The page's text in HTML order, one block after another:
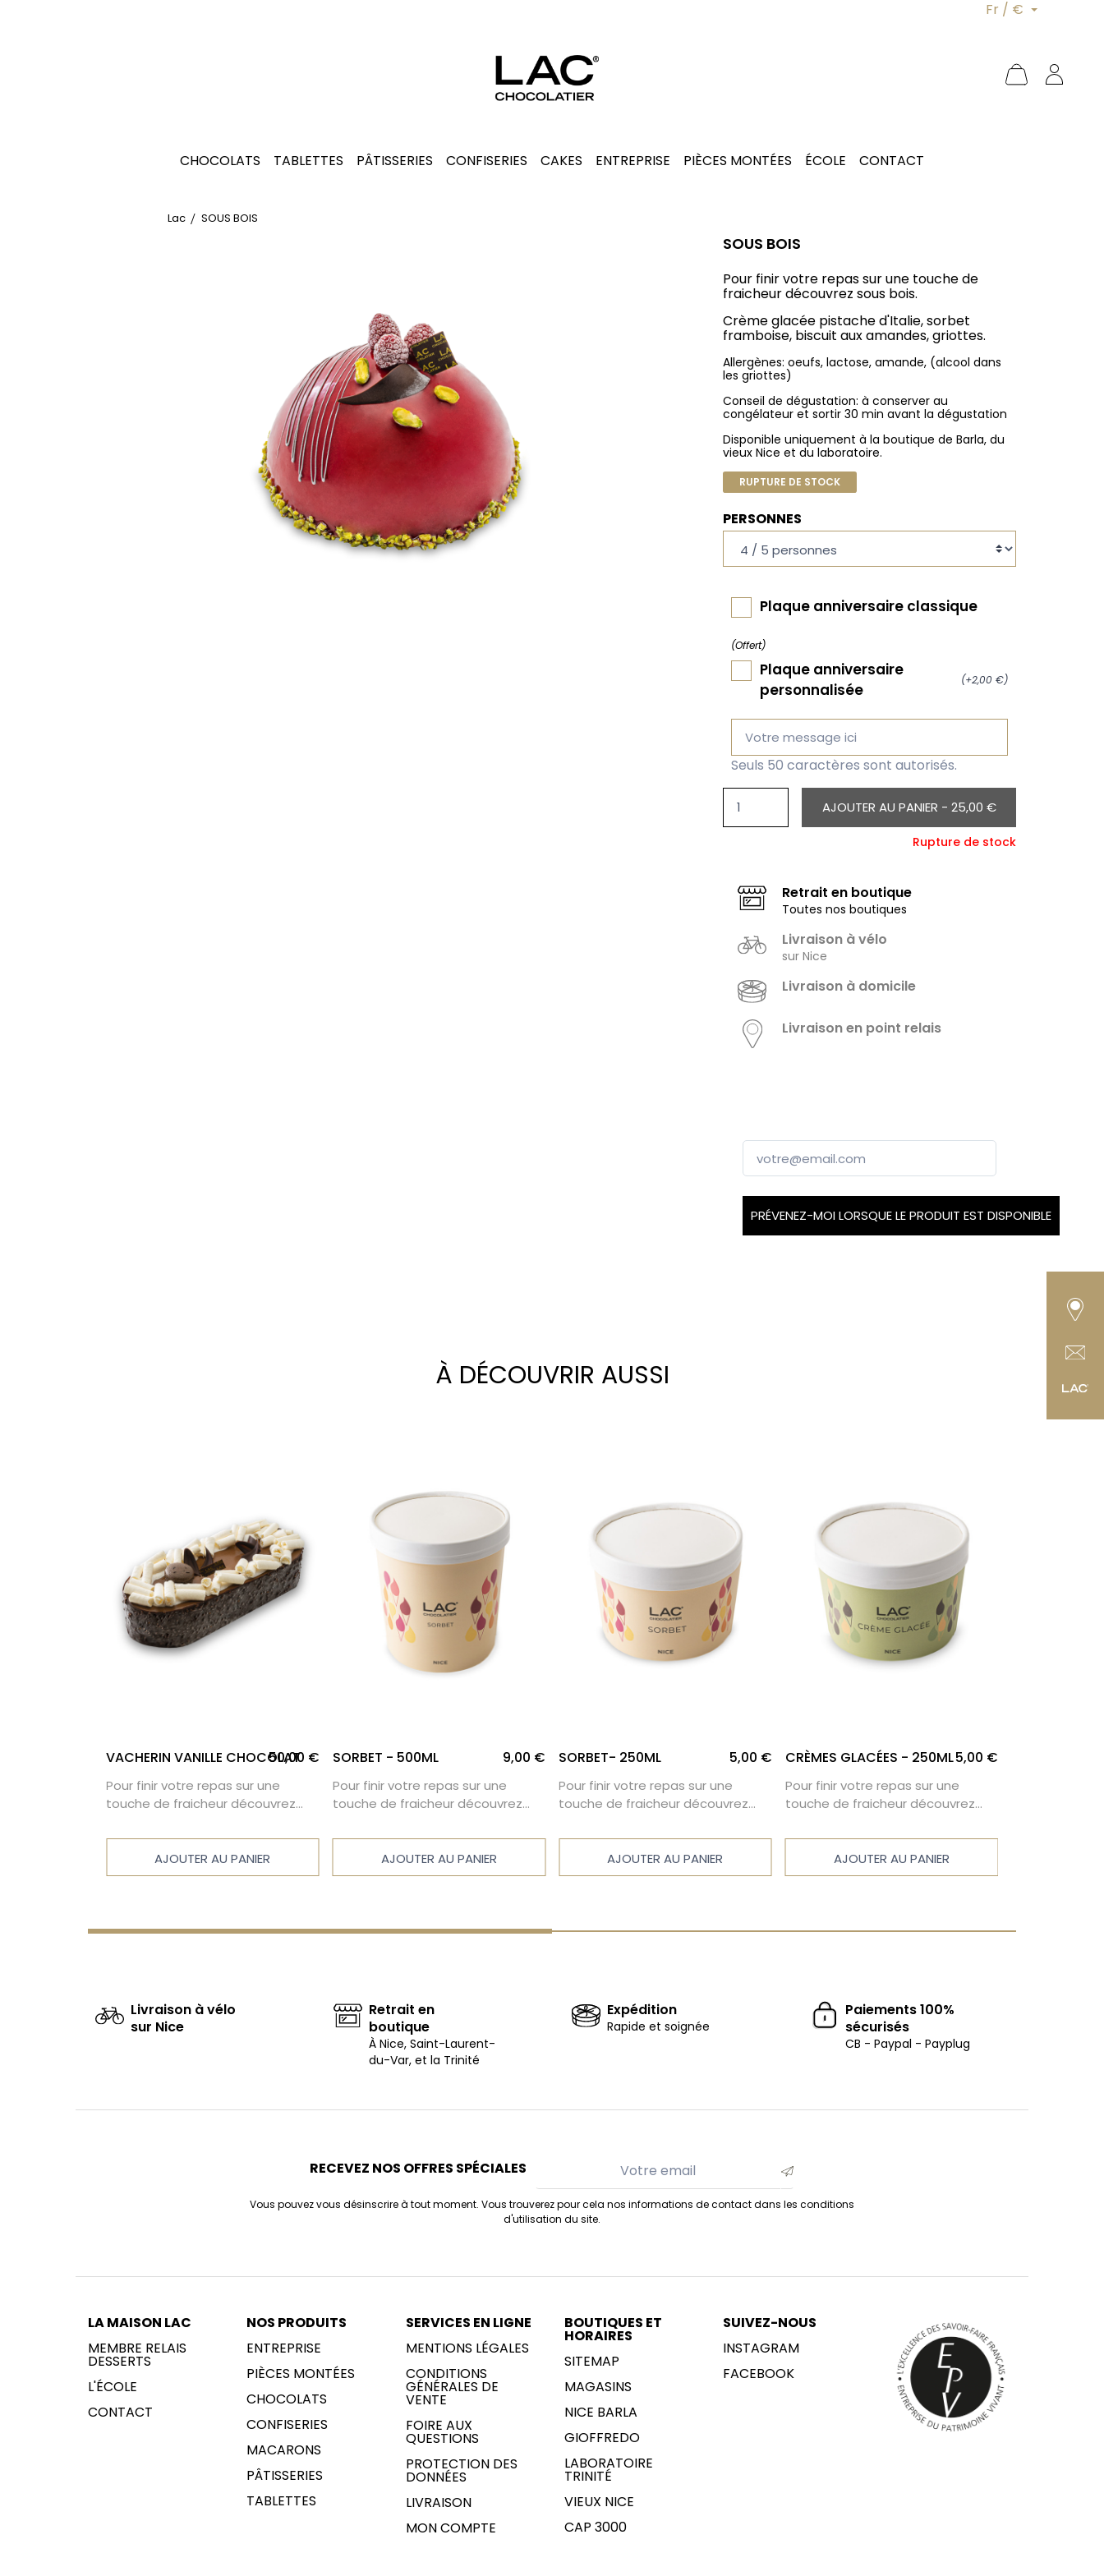
Fr / €
CHOCOLATS TABLETTES PÂTISSERIES CONFISERIES CAKES ENTREPRISE PIÈCES MONTÉES ÉCOLE CONTACT
Lac SOUS BOIS
SOUS BOIS
Pour finir votre repas sur une touche de
fraicheur découvrez sous bois.
Crème glacée pistache d'Italie, sorbet
framboise, biscuit aux amandes, griottes.
Allergènes: oeufs, lactose, amande, (alcool dans
les griottes)
Conseil de dégustation: à conserver au
congélateur et sortir 30 min avant la dégustation
Disponible uniquement à la boutique de Barla, du
vieux Nice et du laboratoire.
RUPTURE DE STOCK
PERSONNES
Plaque anniversaire classique
(Offert)
Plaque anniversaire
personnalisée
(+2,00 €)
Seuls 50 caractères sont autorisés.
AJOUTER AU PANIER - 25,00 €
Rupture de stock
Retrait en boutique
Toutes nos boutiques
Livraison à vélo
sur Nice
Livraison à domicile
Livraison en point relais
PRÉVENEZ-MOI LORSQUE LE PRODUIT EST DISPONIBLE
À DÉCOUVRIR AUSSI
VACHERIN VANILLE CHOCOLAT
Pour finir votre repas sur une
touche de fraicheur découvrez
glacée vanille de Madagascar,
crème glacée chocolat noir 70%
origine Pérou, meringue
50,00 €
AJOUTER AU PANIER
SORBET - 500ML
Pour finir votre repas sur une
touche de fraicheur découvrez
9,00 €
AJOUTER AU PANIER
SORBET- 250ML
Pour finir votre repas sur une
touche de fraicheur découvrez
250ml.
5,00 €
AJOUTER AU PANIER
CRÈMES GLACÉES - 250ML
Pour finir votre repas sur une
touche de fraicheur découvrez
250ml
5,00 €
AJOUTER AU PANIER
Livraison à vélo
sur Nice
Retrait en
boutique
À Nice, Saint-Laurent-
du-Var, et la Trinité
Expédition
Rapide et soignée
Paiements 100%
sécurisés
CB - Paypal - Payplug
RECEVEZ NOS OFFRES SPÉCIALES
Vous pouvez vous désinscrire à tout moment. Vous trouverez pour cela nos informations de contact dans les conditions
d'utilisation du site.
LA MAISON LAC
MEMBRE RELAIS
DESSERTS
L'ÉCOLE
CONTACT
NOS PRODUITS
ENTREPRISE
PIÈCES MONTÉES
CHOCOLATS
CONFISERIES
MACARONS
PÂTISSERIES
TABLETTES
SERVICES EN LIGNE
MENTIONS LÉGALES
CONDITIONS
GÉNÉRALES DE
VENTE
FOIRE AUX
QUESTIONS
PROTECTION DES
DONNÉES
LIVRAISON
MON COMPTE
BOUTIQUES ET
HORAIRES
SITEMAP
MAGASINS
NICE BARLA
GIOFFREDO
LABORATOIRE
TRINITÉ
VIEUX NICE
CAP 3000
SUIVEZ-NOUS
INSTAGRAM
FACEBOOK